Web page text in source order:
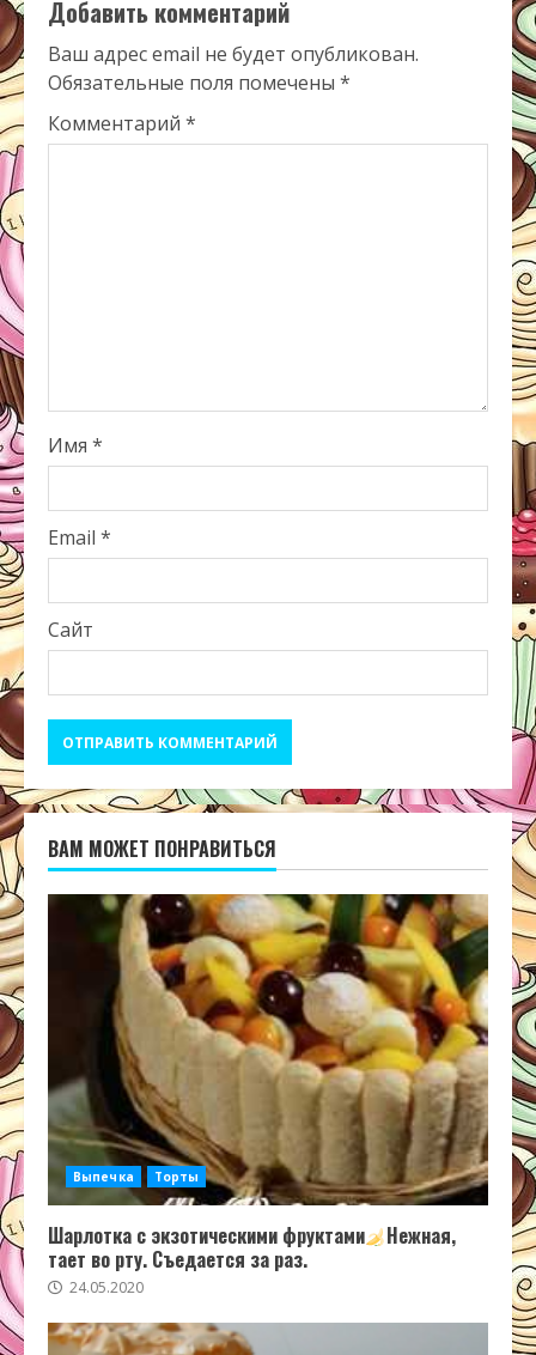
Добавить комментарий
Ваш адрес email не будет опубликован.
Обязательные поля помечены *
Комментарий *
Имя *
Email *
Сайт
ВАМ МОЖЕТ ПОНРАВИТЬСЯ
Выпечка Торты
Шарлотка с экзотическими фруктами
Нежная,
тает во рту. Съедается за раз.
24.05.2020